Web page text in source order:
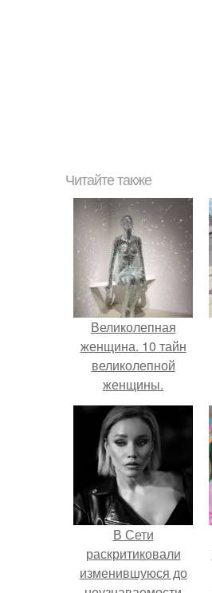
Читайте также
Великолепная
женщина. 10 тайн
великолепной
женщины.
В Сети
раскритиковали
изменившуюся до